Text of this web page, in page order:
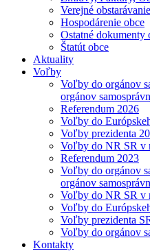
Verejné obstarávanie
Hospodárenie obce
Ostatné dokumenty
Štatút obce
Aktuality
Voľby
Voľby do orgánov
orgánov
Referendum 2026
Voľby do
Voľby prezidenta
Voľby do NR SR v
Referendum 2023
Voľby do orgánov
orgánov
Voľby do NR SR v
Voľby do
Voľby prezidenta
Voľby do orgánov
Kontakty